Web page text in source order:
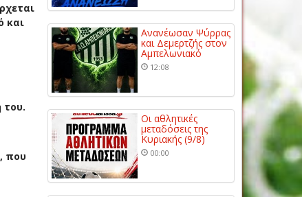
και
του.
που
Ανανέωσαν Ψύρρας
και Δεμερτζής στον
Αμπελωνιακό
12:08
Οι αθλητικές
μεταδόσεις της
Κυριακής (9/8)
00:00